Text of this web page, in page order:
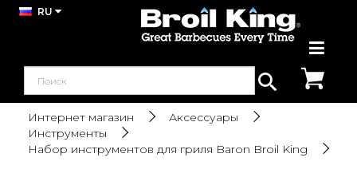
RU
Интернет магазин
Аксессуары
Инструменты
Набор инструментов для гриля Baron Broil King